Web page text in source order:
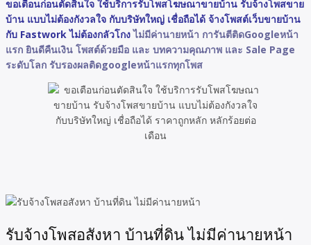
ขอเตือนก่อนตัดสินใจ ใช้บริการรับโพสโฆษณาขายบ้าน รับจ้างโพสขาย
บ้าน แบบไม่ต้องกังวลใจ กับบริษัทใหญ่ เชื่อถือได้ จ้างโพสต์เว็บขายบ้าน
กับ Fastwork ไม่ต้องกลัวโกง ไม่มีค่านายหน้า การันตีติดGoogleหน้า
แรก ยินดีคืนเงิน โพสต์ด้วยมือ และ บทความคุณภาพ และ Sale Page
ระดับโลก รับรองผลติดgoogleหน้าแรกทุกโพส
รับจ้างโพสอสังหา บ้านที่ดิน ไม่มีค่านายหน้า